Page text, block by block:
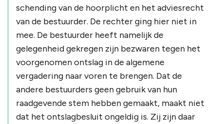
schending van de hoorplicht en het adviesrecht
van de bestuurder. De rechter ging hier niet in
mee. De bestuurder heeft namelijk de
gelegenheid gekregen zijn bezwaren tegen het
voorgenomen ontslag in de algemene
vergadering naar voren te brengen. Dat de
andere bestuurders geen gebruik van hun
raadgevende stem hebben gemaakt, maakt niet
dat het ontslagbesluit ongeldig is. Zij zijn daar